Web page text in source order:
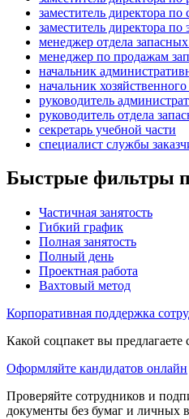
заместитель директора по
заместитель директора по
менеджер отдела запасных
менеджер по продажам
начальник
начальник хозяйственного
руководитель
руководитель отдела
секретарь учебной части
специалист службы
Быстрые фильтры
Частичная занятость
Гибкий график
Полная занятость
Полный день
Проектная работа
Вахтовый метод
Корпоративная поддержка
Какой соцпакет вы
Оформляйте кандидатов онлайн
Проверяйте сотрудников и
документы без бумаг и личных